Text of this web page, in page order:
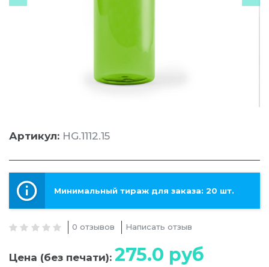
Артикул: HG.1112.15
Минимальный тираж для заказа: 20 шт.
0 отзывов Написать отзыв
Цена (без печати): 275.0 руб